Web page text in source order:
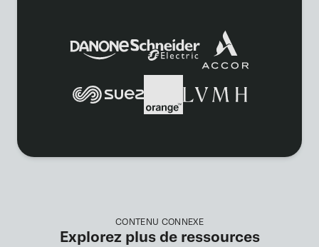
CONTENU CONNEXE
Explorez plus de ressources